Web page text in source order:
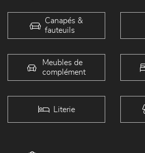
Canapés &
fauteuils
Meubles de
complément
Literie